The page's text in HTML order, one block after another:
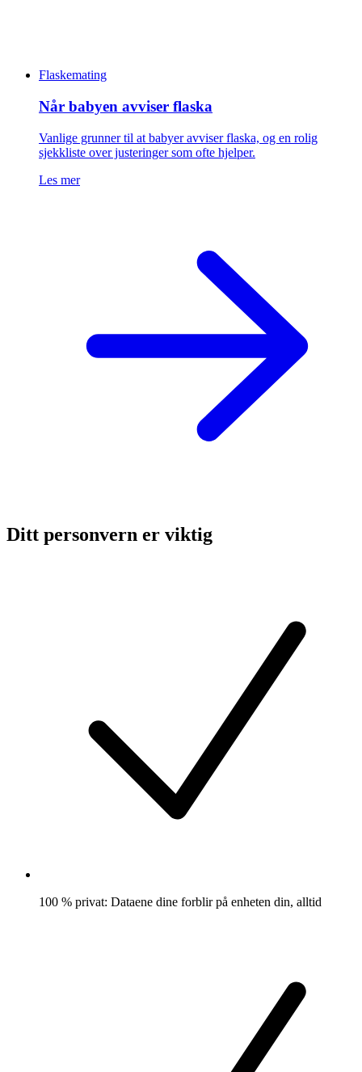
Flaskemating
Når babyen avviser flaska
Vanlige grunner til at babyer avviser flaska, og en rolig
sjekkliste over justeringer som ofte hjelper.
Les mer
Ditt personvern er viktig
100 % privat: Dataene dine forblir på enheten din, alltid